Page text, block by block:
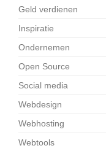
Geld verdienen
Inspiratie
Ondernemen
Open Source
Social media
Webdesign
Webhosting
Webtools